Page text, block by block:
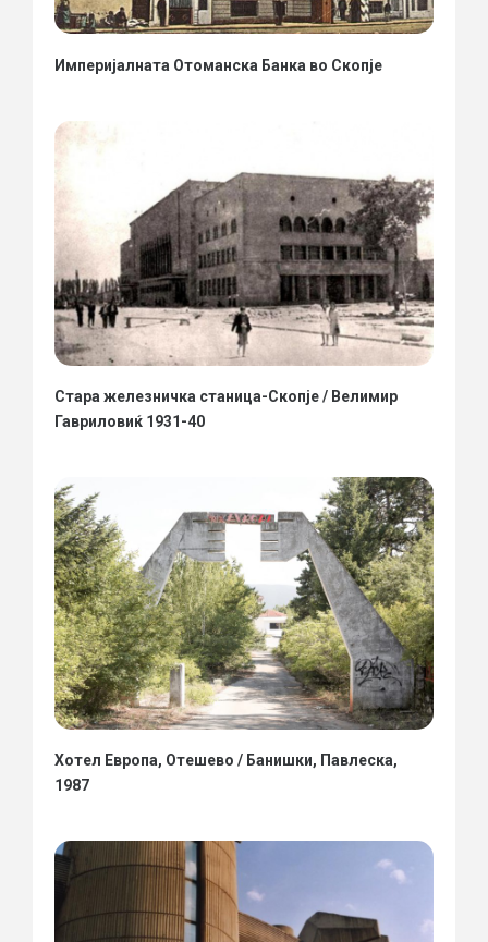
Империјалната Отоманска Банка во Скопје
Стара железничка станица-Скопје / Велимир
Гавриловиќ 1931-40
Хотел Европа, Отешево / Банишки, Павлеска,
1987